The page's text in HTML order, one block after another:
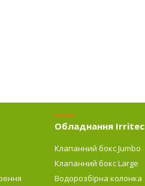
Обладнання Irritec
Клапанний бокс Jumbo
Клапанний бокс Large
Водорозбірна колонка